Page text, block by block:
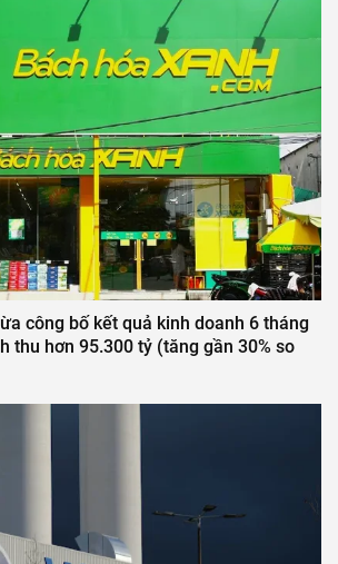
công bố kết quả kinh doanh 6 tháng
thu hơn 95.300 tỷ (tăng gần 30% so